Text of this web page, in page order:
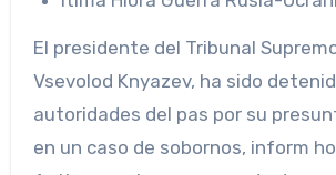
El presidente del Tribunal Supremo ukraniano,
Vsevolod Knyazev, ha sido
autoridades del pas por su
en un caso de sobornos, inform